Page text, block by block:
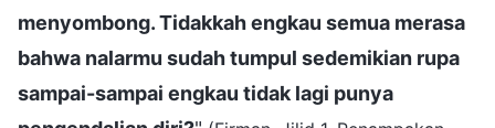
menyombong. Tidakkah engkau semua merasa
bahwa nalarmu sudah tumpul sedemikian rupa
sampai-sampai engkau tidak lagi punya